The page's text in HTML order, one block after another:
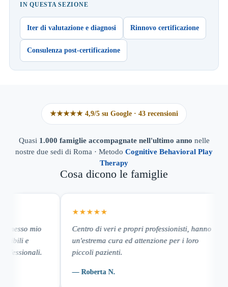
IN QUESTA SEZIONE
Iter di valutazione e diagnosi Rinnovo certificazione
Consulenza post-certificazione
★★★★★ 4,9/5 su Google · 43 recensioni
Quasi 1.000 famiglie accompagnate nell'ultimo anno nelle
nostre due sedi di Roma · Metodo Cognitive Behavioral Play
Therapy
Cosa dicono le famiglie
mio
★★★★★
Centro di veri e propri professionisti, hanno
un'estrema cura ed attenzione per i loro
piccoli pazienti.
— Roberta N.